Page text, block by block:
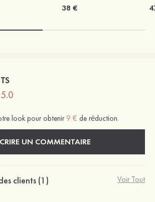
38 €
5.0
look pour obtenir 9 € de réduction.
UN COMMENTAIRE
clients (1) Voir Tout